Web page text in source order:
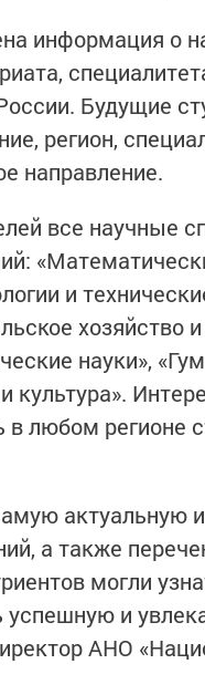
информация о
Будущие
регион,
направление.
все научные
и
хозяйство
науки»,
культура».
любом регионе
актуальную
а также
могли
и
АНО